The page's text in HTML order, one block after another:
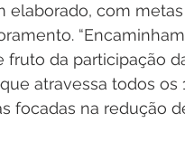
elaborado, com
da participação
atravessa todos os
focadas na redução